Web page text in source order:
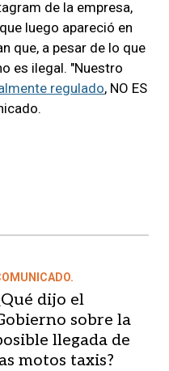
de la empresa,
luego apareció en
que, a pesar de lo que
es ilegal. "Nuestro
regulado, NO ES
dijo el
sobre la
llegada de
motos taxis?